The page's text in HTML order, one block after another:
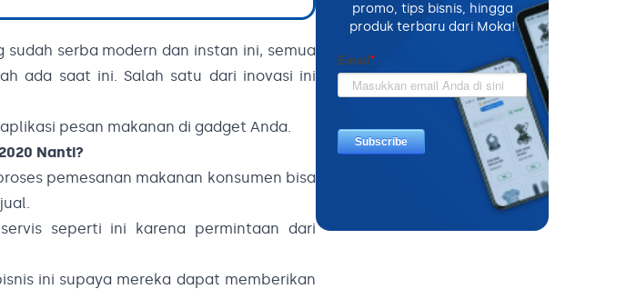
sudah serba modern dan instan ini, semua
ada saat ini. Salah satu dari inovasi ini
pesan makanan di gadget Anda.
Nanti?
pemesanan makanan konsumen bisa
seperti ini karena permintaan dari
ini supaya mereka dapat memberikan
promo, tips bisnis, hingga
produk terbaru dari Moka!